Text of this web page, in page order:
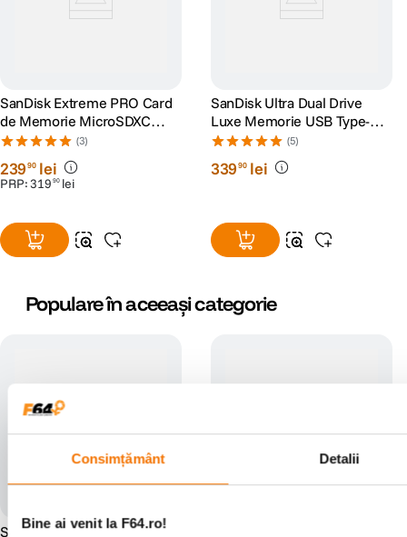
Consimțământ Detalii
Bine ai venit la F64.ro!
SanDisk Extreme PRO Card
de Memorie MicroSDXC
128GB A2 C10 V30 UHS-I U3
+ Adaptor SD + 2 Ani
RescuePRO Deluxe
(3)
23990 lei
PRP:319 90 lei
SanDisk Ultra Dual Drive
Luxe Memorie USB Type-C
256 GB
(5)
33990 lei
Populare în aceeași categorie
SanDisk Ultra Luxe Stick